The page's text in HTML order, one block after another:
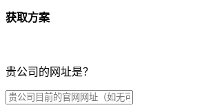
获取方案
贵公司的网址是？